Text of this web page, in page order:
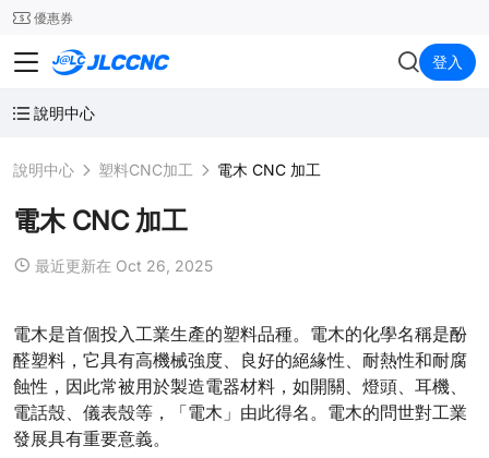
24SMT 優惠券
JLCCNC 登入
說明中心
說明中心 塑料CNC加工 電木 CNC 加工
電木 CNC 加工
最近更新在 Oct 26, 2025
電木是首個投入工業生產的塑料品種。電木的化學名稱是酚
醛塑料，它具有高機械強度、良好的絕緣性、耐熱性和耐腐
蝕性，因此常被用於製造電器材料，如開關、燈頭、耳機、
電話殼、儀表殼等，「電木」由此得名。電木的問世對工業
發展具有重要意義。